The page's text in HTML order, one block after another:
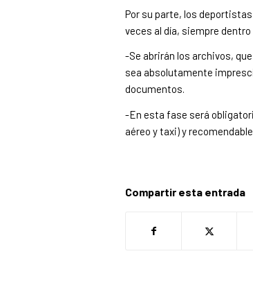
Por su parte, los
veces al día, siempre
-Se abrirán los archivos,
sea absolutamente
documentos.
-En esta fase será
aéreo y taxi) y
Compartir esta entrada